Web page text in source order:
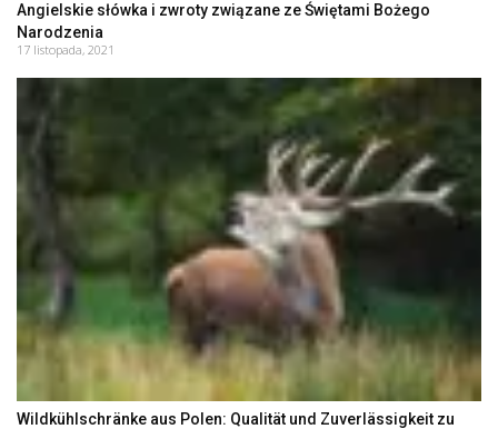
Angielskie słówka i zwroty związane ze Świętami Bożego
Narodzenia
17 listopada, 2021
Wildkühlschränke aus Polen: Qualität und Zuverlässigkeit zu